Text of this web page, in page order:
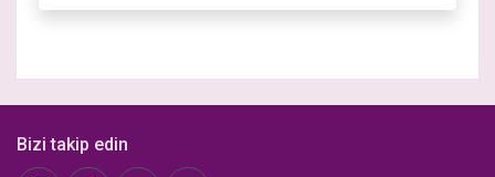
Bizi takip edin